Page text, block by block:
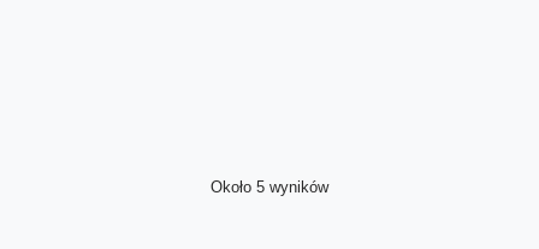
Około 5 wyników